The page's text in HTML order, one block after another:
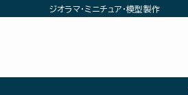
ジオラマ・ミニチュア・模型製作